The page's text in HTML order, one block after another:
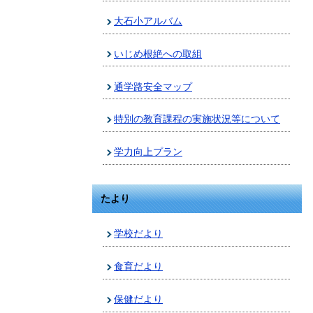
大石小アルバム
いじめ根絶への取組
通学路安全マップ
特別の教育課程の実施状況等について
学力向上プラン
たより
学校だより
食育だより
保健だより